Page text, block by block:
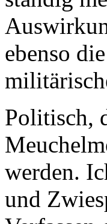
ebenso
Politisch,
werden.
und